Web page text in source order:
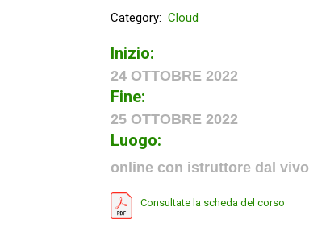
Category: Cloud
Inizio:
24 OTTOBRE 2022
Fine:
25 OTTOBRE 2022
Luogo:
online con istruttore dal vivo
Consultate la scheda del corso